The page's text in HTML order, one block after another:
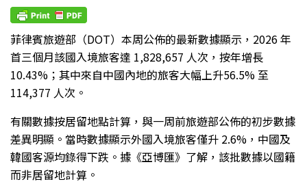
菲律賓旅遊部（DOT）本周公佈的最新數據顯示，2026 年
首三個月該國入境旅客達 1,828,657 人次，按年增長
10.43%；其中來自中國內地的旅客大幅上升56.5% 至
114,377 人次。
有關數據按居留地點計算，與一周前旅遊部公佈的初步數據
差異明顯。當時數據顯示外國入境旅客僅升 2.6%，中國及
韓國客源均錄得下跌。據《亞博匯》了解，該批數據以國籍
而非居留地計算。